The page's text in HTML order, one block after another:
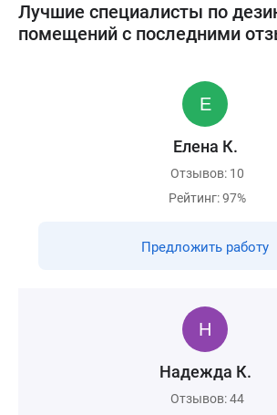
Лучшие специалисты по
помещений с последними
Елена К.
Отзывов: 10
Рейтинг: 97%
Предложить работу
Надежда К.
Отзывов: 44